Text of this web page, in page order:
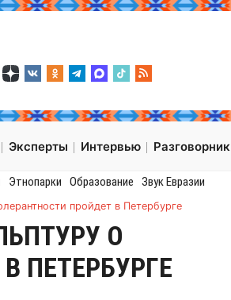
Эксперты Интервью Разговорник
Этнопарки Образование Звук Евразии
пройдет в Петербурге
О
ПЕТЕРБУРГЕ